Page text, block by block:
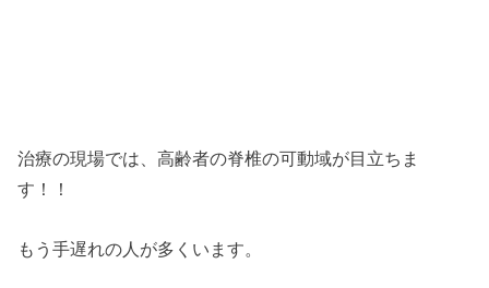
治療の現場では、高齢者の脊椎の可動域が目立ちま
す！！
もう手遅れの人が多くいます。